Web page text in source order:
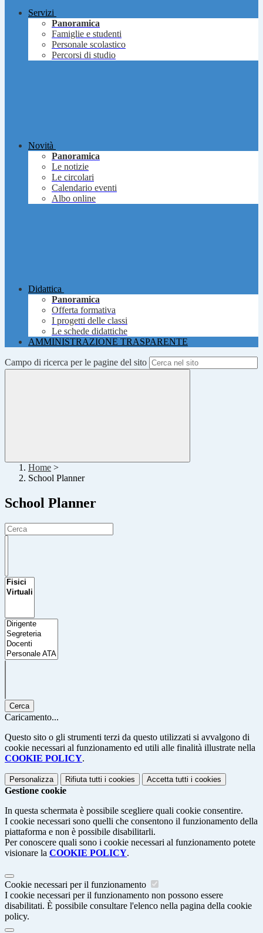
Servizi
Panoramica
Famiglie e studenti
Personale scolastico
Percorsi di studio
Novità
Panoramica
Le notizie
Le circolari
Calendario eventi
Albo online
Didattica
Panoramica
Offerta formativa
I progetti delle classi
Le schede didattiche
AMMINISTRAZIONE TRASPARENTE
Campo di ricerca per le pagine del sito
Home >
School Planner
School Planner
Cerca
Caricamento...
Questo sito o gli strumenti terzi da questo utilizzati si avvalgono di
cookie necessari al funzionamento ed utili alle finalità illustrate nella
COOKIE POLICY.
Personalizza Rifiuta tutti i cookies Accetta tutti i cookies
Gestione cookie
In questa schermata è possibile scegliere quali cookie consentire.
I cookie necessari sono quelli che consentono il funzionamento della
piattaforma e non è possibile disabilitarli.
Per conoscere quali sono i cookie necessari al funzionamento potete
visionare la COOKIE POLICY.
Cookie necessari per il funzionamento
I cookie necessari per il funzionamento non possono essere
disabilitati. È possibile consultare l'elenco nella pagina della cookie
policy.